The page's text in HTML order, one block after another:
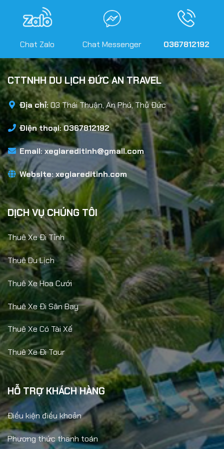
Chat Zalo Chat Messenger 0367812192
CTTNHH DU LỊCH ĐỨC AN TRAVEL
Địa chỉ:03 Thái Thuận, An Phú, Thủ Đức
Điện thoại: 0367812192
Email: xegiareditinh@gmail.com
Website: xegiareditinh.com
DỊCH VỤ CHÚNG TÔI
Thuê Xe Đi Tỉnh
Thuê Du Lịch
Thuê Xe Hoa Cưới
Thuê Xe Đi Sân Bay
Thuê Xe Có Tài Xế
Thuê Xe Đi Tour
HỖ TRỢ KHÁCH HÀNG
Điều kiện điều khoản
Phương thức thanh toán